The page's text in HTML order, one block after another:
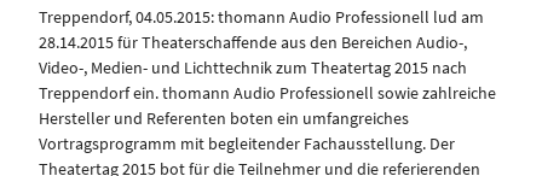
Treppendorf, 04.05.2015: thomann Audio Professionell lud am
28.14.2015 für Theaterschaffende aus den Bereichen Audio-,
Video-, Medien- und Lichttechnik zum Theatertag 2015 nach
Treppendorf ein. thomann Audio Professionell sowie zahlreiche
Hersteller und Referenten boten ein umfangreiches
Vortragsprogramm mit begleitender Fachausstellung. Der
Theatertag 2015 bot für die Teilnehmer und die referierenden